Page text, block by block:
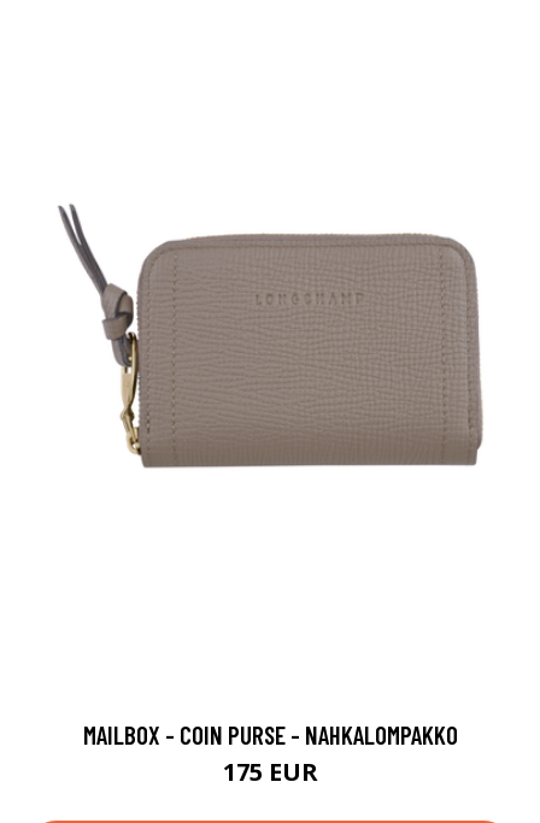
MAILBOX - COIN PURSE - NAHKALOMPAKKO
175 EUR